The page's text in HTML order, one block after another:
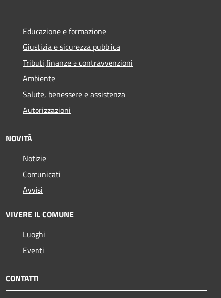
Educazione e formazione
Giustizia e sicurezza pubblica
Tributi,finanze e contravvenzioni
Ambiente
Salute, benessere e assistenza
Autorizzazioni
NOVITÀ
Notizie
Comunicati
Avvisi
VIVERE IL COMUNE
Luoghi
Eventi
CONTATTI